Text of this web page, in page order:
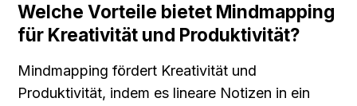
Welche Vorteile bietet Mindmapping
für Kreativität und Produktivität?
Mindmapping fördert Kreativität und
Produktivität, indem es lineare Notizen in ein